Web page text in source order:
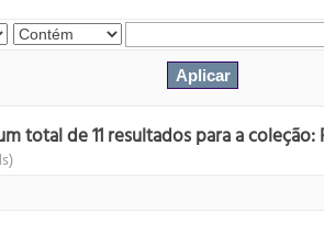
total de 11 resultados para a coleção: